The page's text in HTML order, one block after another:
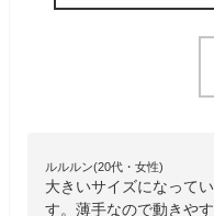
ルルルン(20代・女性)
大きいサイズになって
す。薄手なので動きや